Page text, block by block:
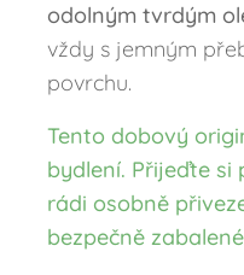
odolným tvrdým
vždy s jemným
povrchu.
Tento dobový
bydlení. Přijeďte si
rádi osobně
bezpečně